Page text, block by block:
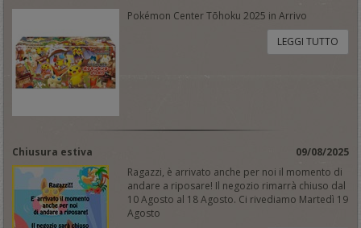
Pokémon Center Tōhoku 2025 in Arrivo
LEGGI TUTTO
Chiusura estiva
09/08/2025
Ragazzi, è arrivato anche per noi il momento di
andare a riposare! Il negozio rimarrà chiuso dal
10 Agosto al 18 Agosto. Ci rivediamo Martedì 19
Agosto